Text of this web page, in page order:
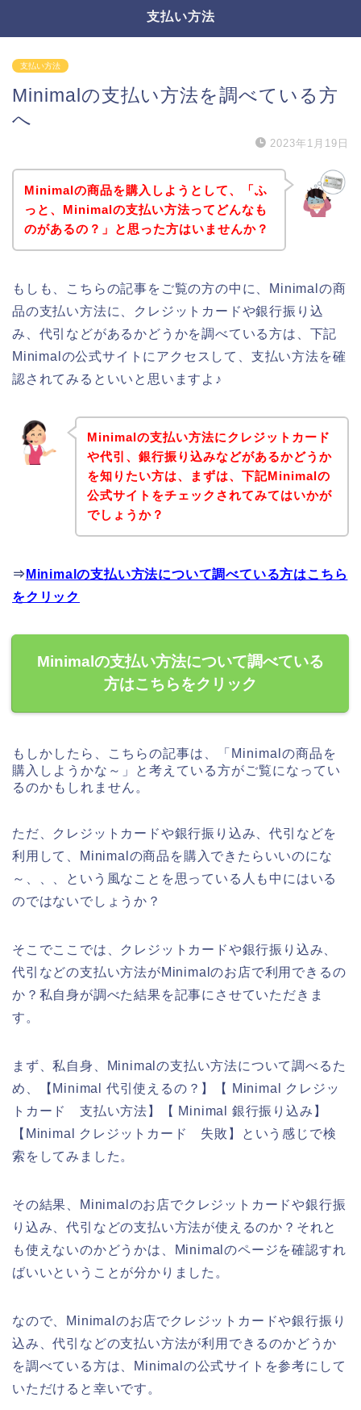
支払い方法
支払い方法
Minimalの支払い方法を調べている方
へ
2023年1月19日
Minimalの商品を購入しようとして、「ふ
っと、Minimalの支払い方法ってどんなも
のがあるの？」と思った方はいませんか？
もしも、こちらの記事をご覧の方の中に、Minimalの商
品の支払い方法に、クレジットカードや銀行振り込
み、代引などがあるかどうかを調べている方は、下記
Minimalの公式サイトにアクセスして、支払い方法を確
認されてみるといいと思いますよ♪
Minimalの支払い方法にクレジットカード
や代引、銀行振り込みなどがあるかどうか
を知りたい方は、まずは、下記Minimalの
公式サイトをチェックされてみてはいかが
でしょうか？
⇒ Minimalの支払い方法について調べている方はこちら
をクリック
Minimalの支払い方法について調べている
方はこちらをクリック
もしかしたら、こちらの記事は、「Minimalの商品を
購入しようかな～」と考えている方がご覧になってい
るのかもしれません。
ただ、クレジットカードや銀行振り込み、代引などを
利用して、Minimalの商品を購入できたらいいのにな
～、、、という風なことを思っている人も中にはいる
のではないでしょうか？
そこでここでは、クレジットカードや銀行振り込み、
代引などの支払い方法がMinimalのお店で利用できるの
か？私自身が調べた結果を記事にさせていただきま
す。
まず、私自身、Minimalの支払い方法について調べるた
め、【Minimal 代引使えるの？】【 Minimal クレジッ
トカード 支払い方法】【 Minimal 銀行振り込み】
【Minimal クレジットカード 失敗】という感じで検
索をしてみました。
その結果、Minimalのお店でクレジットカードや銀行振
り込み、代引などの支払い方法が使えるのか？それと
も使えないのかどうかは、Minimalのページを確認すれ
ばいいということが分かりました。
なので、Minimalのお店でクレジットカードや銀行振り
込み、代引などの支払い方法が利用できるのかどうか
を調べている方は、Minimalの公式サイトを参考にして
いただけると幸いです。